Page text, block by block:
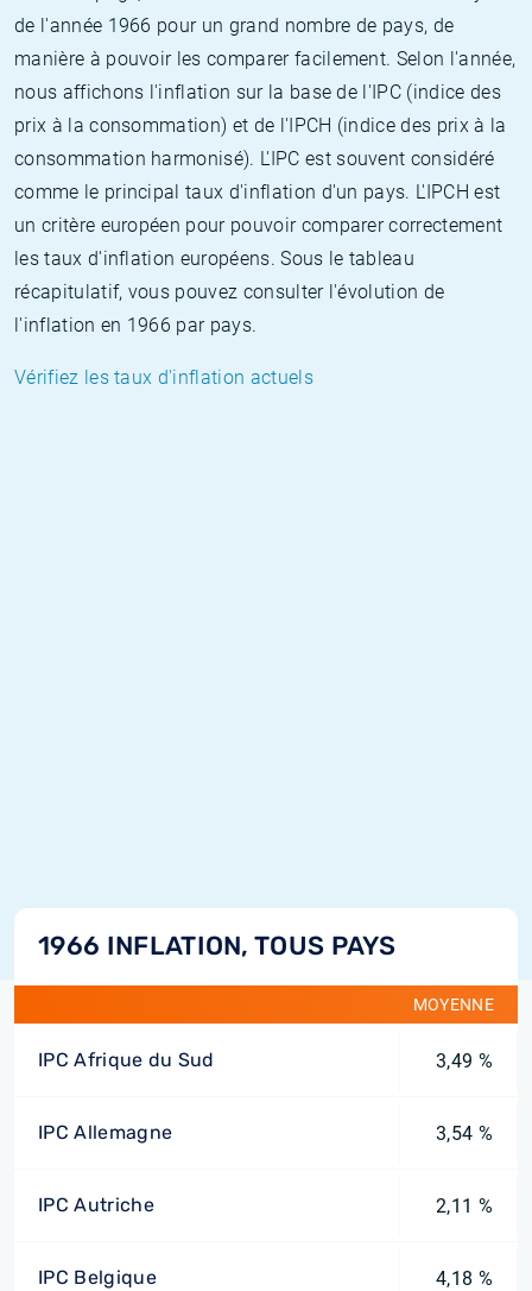
de l'année 1966 pour un grand nombre de pays, de
manière à pouvoir les comparer facilement. Selon l'année,
nous affichons l'inflation sur la base de l'IPC (indice des
prix à la consommation) et de l'IPCH (indice des prix à la
consommation harmonisé). L'IPC est souvent considéré
comme le principal taux d'inflation d'un pays. L'IPCH est
un critère européen pour pouvoir comparer correctement
les taux d'inflation européens. Sous le tableau
récapitulatif, vous pouvez consulter l'évolution de
l'inflation en 1966 par pays.
Vérifiez les taux d'inflation actuels
1966 INFLATION, TOUS PAYS
MOYENNE
IPC Afrique du Sud 3,49 %
IPC Allemagne 3,54 %
IPC Autriche 2,11 %
IPC Belgique 4,18 %